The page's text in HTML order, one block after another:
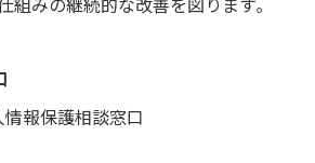
報保護相談窓口